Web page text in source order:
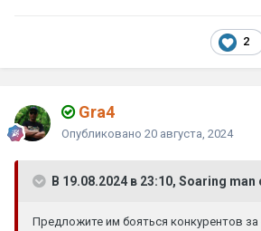
2
Gra4
Опубликовано 20 августа, 2024
В 19.08.2024 в 23:10, Soaring man
Предложите им бояться конкурентов за